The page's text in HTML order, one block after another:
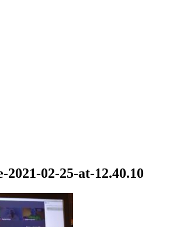
02-25-at-12.40.10